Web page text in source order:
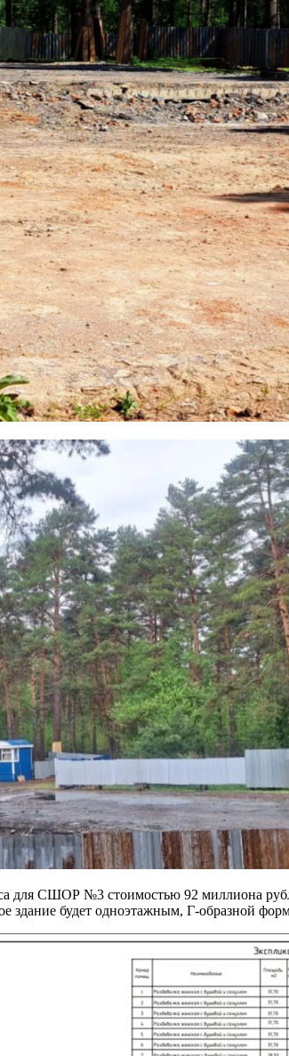
для СШОР №3 стоимостью 92 миллиона
здание будет одноэтажным, Г-образной